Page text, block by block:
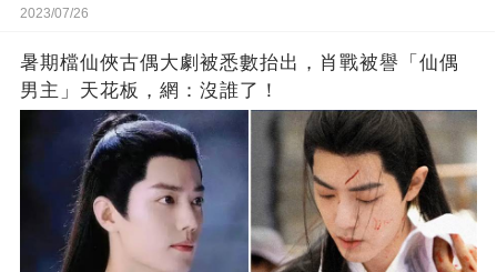
2023/07/26
暑期檔仙俠古偶大劇被悉數抬出，肖戰被譽「仙偶
男主」天花板，網：沒誰了！